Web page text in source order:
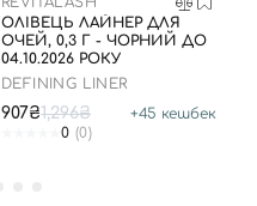
ОЛІВЕЦЬ ЛАЙНЕР ДЛЯ
ОЧЕЙ, 0,3 Г - ЧОРНИЙ ДО
04.10.2026 РОКУ
DEFINING LINER
907₴1,296₴ +45 кешбек
0 (0)